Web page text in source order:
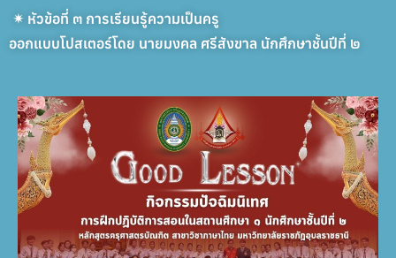
✴ ︎ หัวข้อที่ ๓ การเรียนรู้ความเป็นครู
ออกแบบโปสเตอร์โดย นายมงคล ศรีสังขาล นักศึกษาชั้นปีที่ ๒